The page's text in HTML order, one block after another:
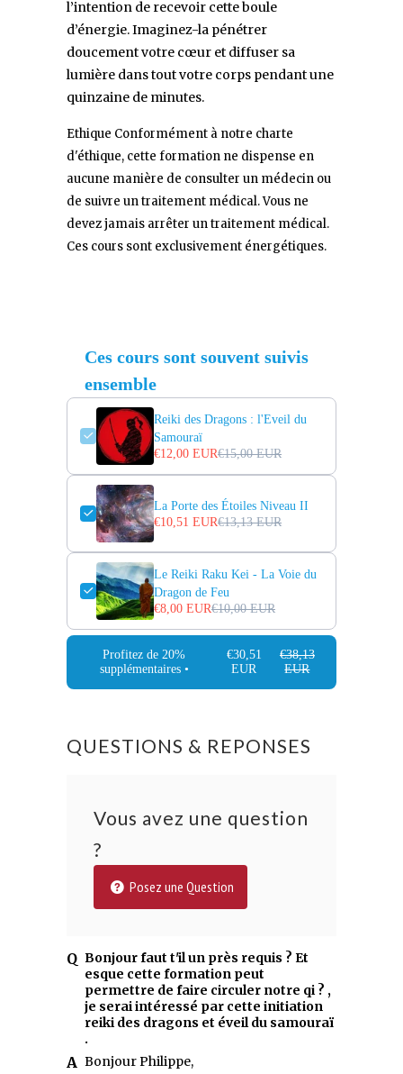
l’intention de recevoir cette boule
d’énergie. Imaginez-la pénétrer
doucement votre cœur et diffuser sa
lumière dans tout votre corps pendant une
quinzaine de minutes.
Ethique Conformément à notre charte
d'éthique, cette formation ne dispense en
aucune manière de consulter un médecin ou
de suivre un traitement médical. Vous ne
devez jamais arrêter un traitement médical.
Ces cours sont exclusivement énergétiques.
Ces cours sont souvent suivis
ensemble
Reiki des Dragons : l'Eveil du
Samouraï
€12,00 EUR€15,00 EUR
La Porte des Étoiles Niveau II
€10,51 EUR€13,13 EUR
Le Reiki Raku Kei - La Voie du
Dragon de Feu
€8,00 EUR€10,00 EUR
Profitez de 20%
supplémentaires •
€30,51
EUR
€38,13
EUR
QUESTIONS & REPONSES
Vous avez une question
?
Posez une Question
Bonjour faut t'il un près requis ? Et
esque cette formation peut
permettre de faire circuler notre qi ? ,
je serai intéressé par cette initiation
reiki des dragons et éveil du samouraï
.
Bonjour Philippe,